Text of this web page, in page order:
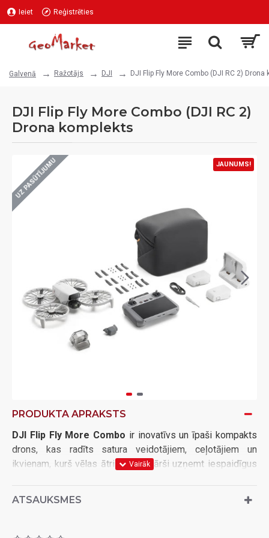
Ieiet Reģistrēties
Galvenā Ražotājs DJI DJI Flip Fly More Combo (DJI RC 2) Drona
DJI Flip Fly More Combo (DJI RC 2)
Drona komplekts
JAUNUMS!
UZ PASŪTĪJUMU
PRODUKTA APRAKSTS
DJI Flip Fly More Combo ir inovatīvs un īpaši kompakts
drons, kas radīts satura veidotājiem, ceļotājiem un
ikvienam, kurš vēlas ātri un vienkārši uzņemt iespaidīgus
drošs, ērti pārnēsājams un gatavs lidojumam jebkurā brīdī.
ATSAUKSMES